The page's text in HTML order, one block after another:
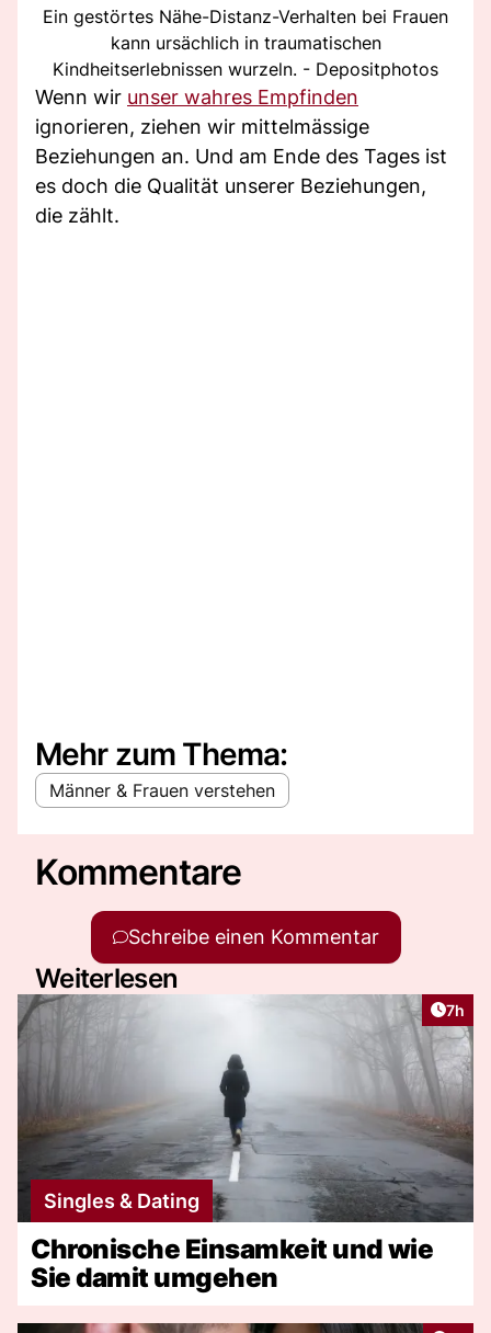
Ein gestörtes Nähe-Distanz-Verhalten bei Frauen
kann ursächlich in traumatischen
Kindheitserlebnissen wurzeln. - Depositphotos
Wenn wir unser wahres Empfinden
ignorieren, ziehen wir mittelmässige
Beziehungen an. Und am Ende des Tages ist
es doch die Qualität unserer Beziehungen,
die zählt.
Mehr zum Thema:
Männer & Frauen verstehen
Kommentare
Schreibe einen Kommentar
Weiterlesen
7h
Singles & Dating
Chronische Einsamkeit und wie
Sie damit umgehen